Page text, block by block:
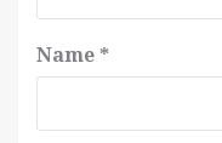
Name *